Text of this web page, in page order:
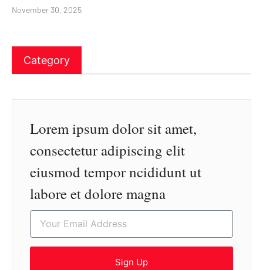
November 30, 2025
Category
Lorem ipsum dolor sit amet,
consectetur adipiscing elit
eiusmod tempor ncididunt ut
labore et dolore magna
Sign Up